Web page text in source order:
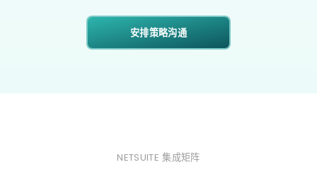
安排策略沟通
NETSUITE 集成矩阵